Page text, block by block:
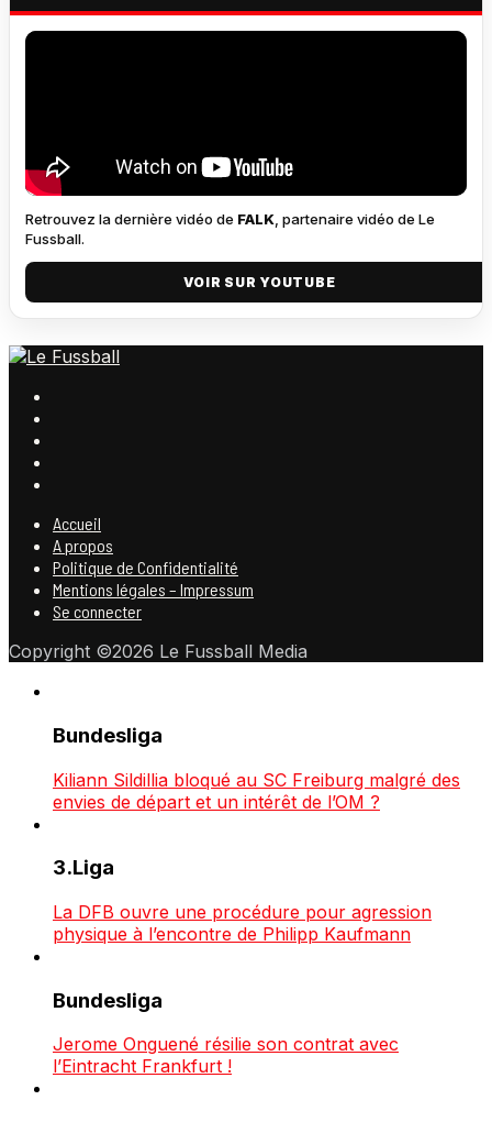
Retrouvez la dernière vidéo de FALK , partenaire vidéo de Le
Fussball.
VOIR SUR YOUTUBE
Accueil
A propos
Politique de Confidentialité
Mentions légales – Impressum
Se connecter
Copyright ©2026 Le Fussball Media
Bundesliga
Kiliann Sildillia bloqué au SC Freiburg malgré des
envies de départ et un intérêt de l’OM ?
3.Liga
La DFB ouvre une procédure pour agression
physique à l’encontre de Philipp Kaufmann
Bundesliga
Jerome Onguené résilie son contrat avec
l’Eintracht Frankfurt !